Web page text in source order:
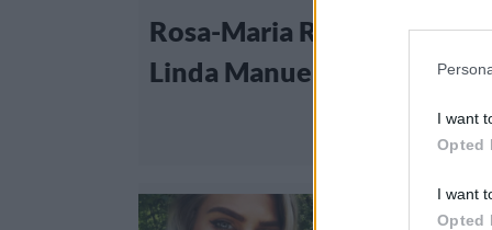
I want
Opted
I want
Opted
Rosa-Maria Ryyti lekotteli
Linda Manuella kiteytti